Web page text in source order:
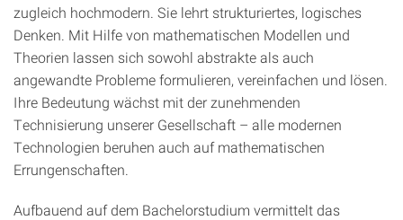
zugleich hochmodern. Sie lehrt strukturiertes, logisches
Denken. Mit Hilfe von mathematischen Modellen und
Theorien lassen sich sowohl abstrakte als auch
angewandte Probleme formulieren, vereinfachen und lösen.
Ihre Bedeutung wächst mit der zunehmenden
Technisierung unserer Gesellschaft – alle modernen
Technologien beruhen auch auf mathematischen
Errungenschaften.
Aufbauend auf dem Bachelorstudium vermittelt das